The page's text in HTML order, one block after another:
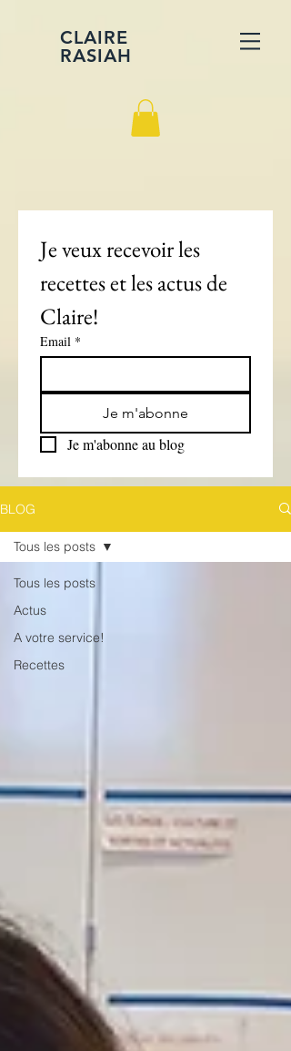
CLAIRE
RASIAH
Je veux recevoir les
recettes et les actus de
Claire!
Email *
Je m'abonne
Je m'abonne au blog
BLOG
Tous les posts
Actus
A votre service!
Recettes
Tous les posts